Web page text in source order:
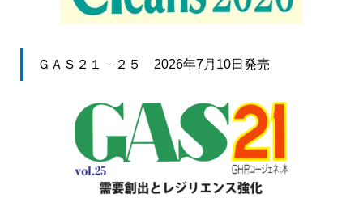
ＧＡＳ２１－２５ 2026年7月10日発売